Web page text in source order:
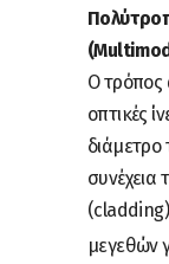
Ο τρόπος
οπτικές
διάμετρο
συνέχεια
μεγεθών